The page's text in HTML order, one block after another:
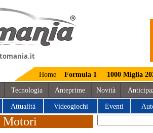
Home Formula 1 1000 Miglia
Tecnologia Anteprime Novità
Attualità Videogiochi Eventi
Motori